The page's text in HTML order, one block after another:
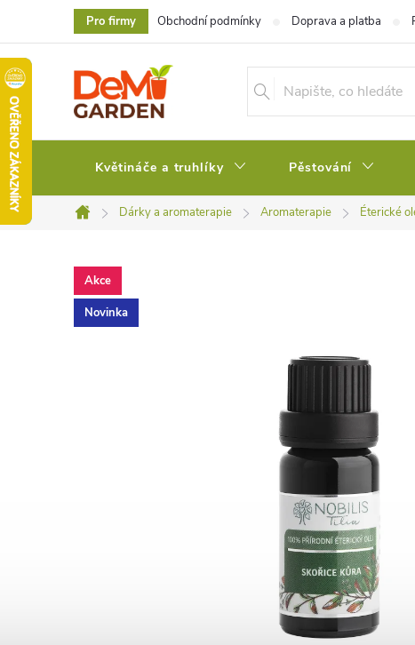
obsah
Pro firmy Obchodní podmínky Doprava a platba
Květináče a truhlíky Pěstování
Domů
Dárky a aromaterapie Aromaterapie Éterické
Akce
Novinka